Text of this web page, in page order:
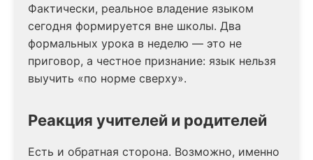
Фактически, реальное владение языком
сегодня формируется вне школы. Два
формальных урока в неделю — это не
приговор, а честное признание: язык нельзя
выучить «по норме сверху».
Реакция учителей и родителей
Есть и обратная сторона. Возможно, именно